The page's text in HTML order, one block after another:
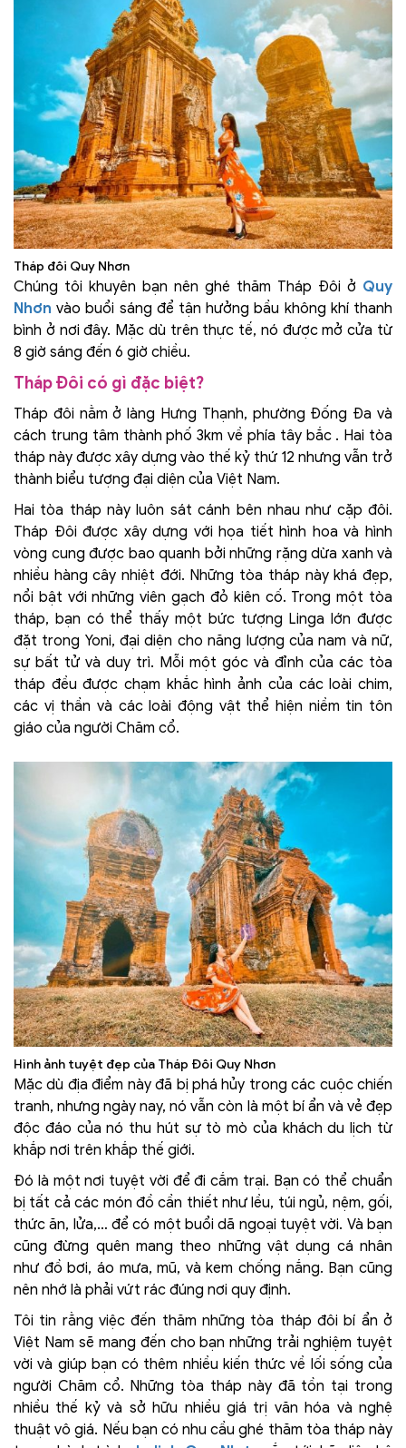
Tháp đôi Quy Nhơn
Chúng tôi khuyên bạn nên ghé thăm Tháp Đôi ở Quy
Nhơn vào buổi sáng để tận hưởng bầu không khí thanh
bình ở nơi đây. Mặc dù trên thực tế, nó được mở cửa từ
8 giờ sáng đến 6 giờ chiều.
Tháp Đôi có gì đặc biệt?
Tháp đôi nằm ở làng Hưng Thạnh, phường Đống Đa và
cách trung tâm thành phố 3km về phía tây bắc . Hai tòa
tháp này được xây dựng vào thế kỷ thứ 12 nhưng vẫn trở
thành biểu tượng đại diện của Việt Nam.
Hai tòa tháp này luôn sát cánh bên nhau như cặp đôi.
Tháp Đôi được xây dựng với họa tiết hình hoa và hình
vòng cung được bao quanh bởi những rặng dừa xanh và
nhiều hàng cây nhiệt đới. Những tòa tháp này khá đẹp,
nổi bật với những viên gạch đỏ kiên cố. Trong một tòa
tháp, bạn có thể thấy một bức tượng Linga lớn được
đặt trong Yoni, đại diện cho năng lượng của nam và nữ,
sự bất tử và duy trì. Mỗi một góc và đỉnh của các tòa
tháp đều được chạm khắc hình ảnh của các loài chim,
các vị thần và các loài động vật thể hiện niềm tin tôn
giáo của người Chăm cổ.
Hình ảnh tuyệt đẹp của Tháp Đôi Quy Nhơn
Mặc dù địa điểm này đã bị phá hủy trong các cuộc chiến
tranh, nhưng ngày nay, nó vẫn còn là một bí ẩn và vẻ đẹp
độc đáo của nó thu hút sự tò mò của khách du lịch từ
khắp nơi trên khắp thế giới.
Đó là một nơi tuyệt vời để đi cắm trại. Bạn có thể chuẩn
bị tất cả các món đồ cần thiết như lều, túi ngủ, nệm, gối,
thức ăn, lửa,… để có một buổi dã ngoại tuyệt vời. Và bạn
cũng đừng quên mang theo những vật dụng cá nhân
như đồ bơi, áo mưa, mũ, và kem chống nắng. Bạn cũng
nên nhớ là phải vứt rác đúng nơi quy định.
Tôi tin rằng việc đến thăm những tòa tháp đôi bí ẩn ở
Việt Nam sẽ mang đến cho bạn những trải nghiệm tuyệt
vời và giúp bạn có thêm nhiều kiến ​​thức về lối sống của
người Chăm cổ. Những tòa tháp này đã tồn tại trong
nhiều thế kỷ và sở hữu nhiều giá trị văn hóa và nghệ
thuật vô giá. Nếu bạn có nhu cầu ghé thăm tòa tháp này